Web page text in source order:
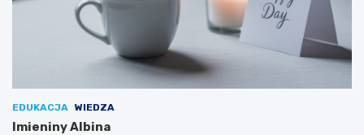
EDUKACJA WIEDZA
Imieniny Albina